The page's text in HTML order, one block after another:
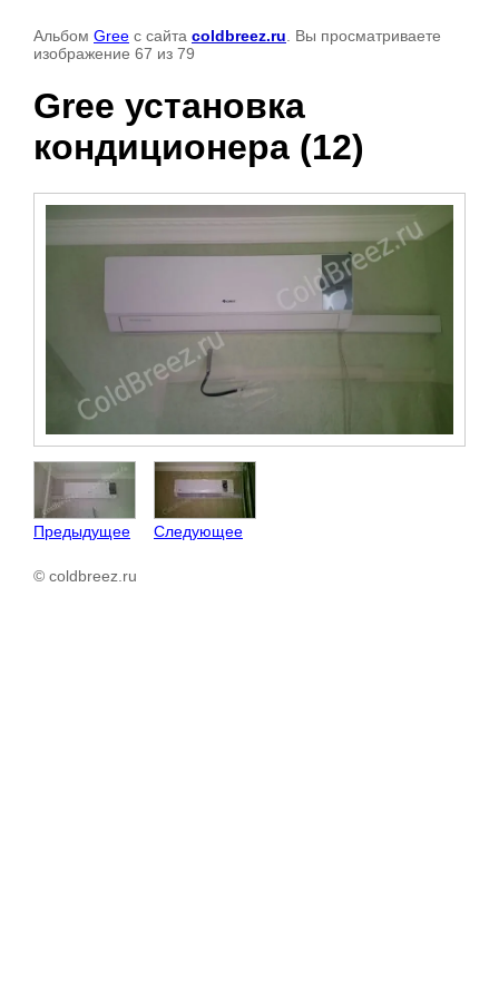
Альбом Gree с сайта coldbreez.ru . Вы просматриваете
изображение 67 из 79
Gree установка
кондиционера (12)
Предыдущее Следующее
© coldbreez.ru